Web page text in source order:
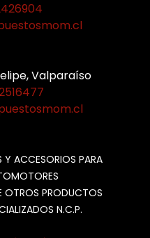
Valparaíso
Y ACCESORIOS PARA
OTROS PRODUCTOS
N.C.P.